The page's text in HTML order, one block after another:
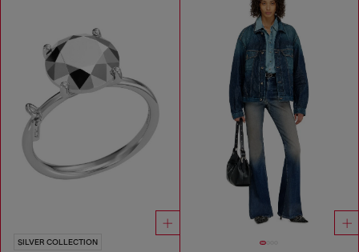
SILVER COLLECTION